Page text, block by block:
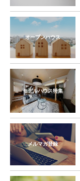
オープンハウス
モデルハウス特集
メルマガ登録